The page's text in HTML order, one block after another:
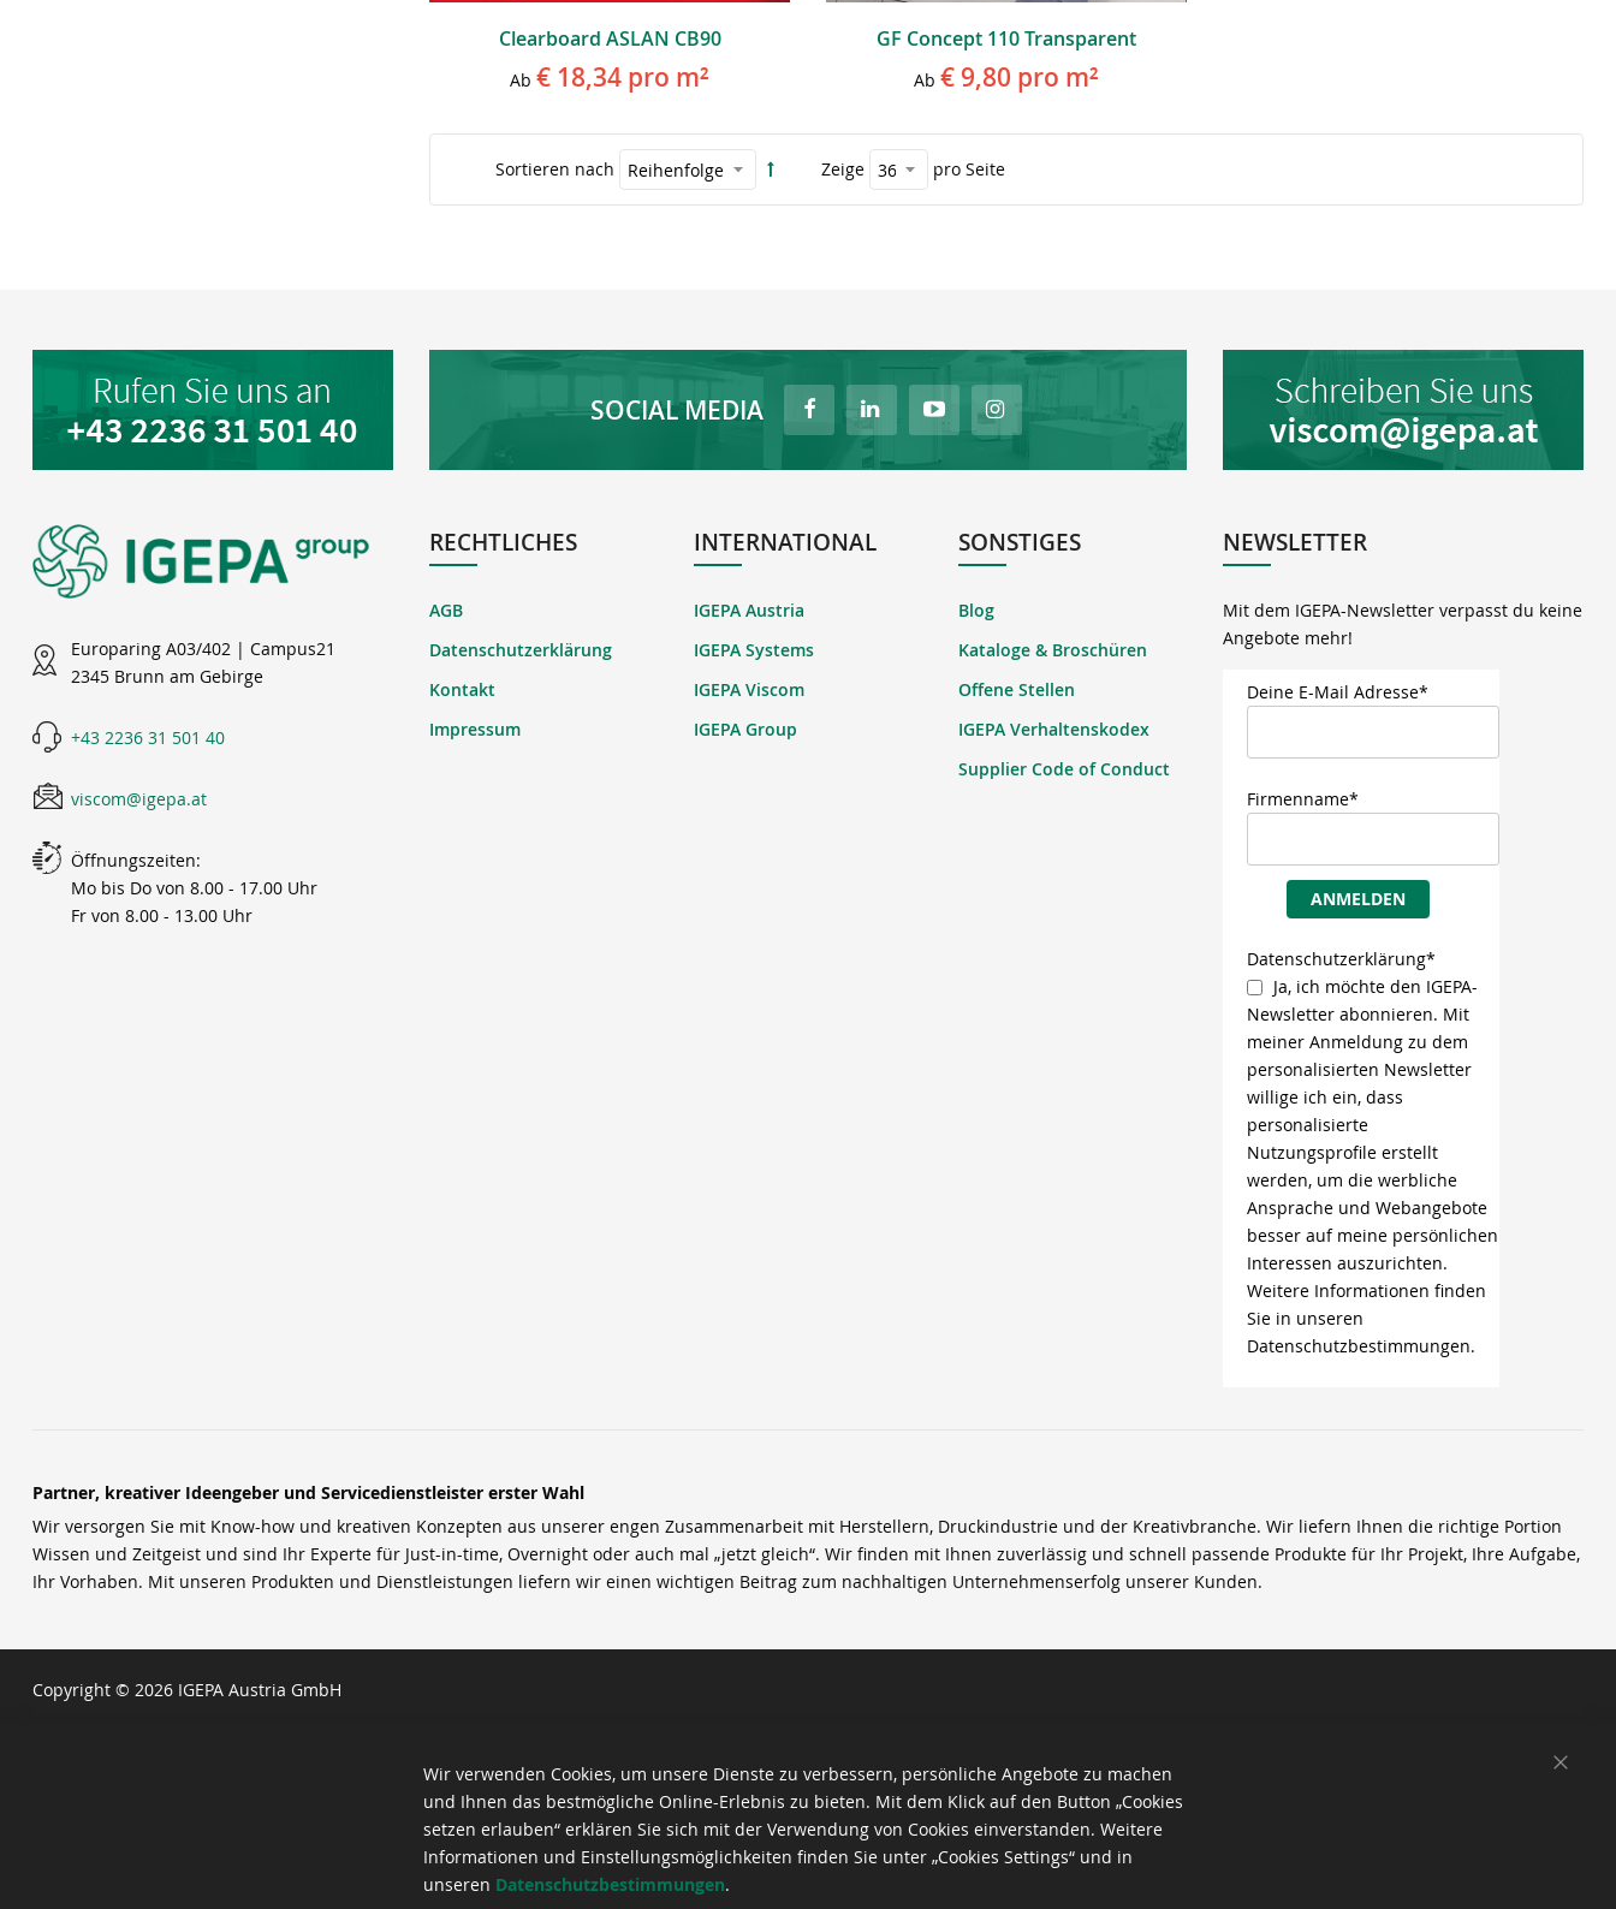
Clearboard ASLAN CB90
Ab € 18,34 pro m²
GF Concept 110 Transparent
Ab € 9,80 pro m²
Sortieren nach Zeige pro Seite
SOCIAL MEDIA
Europaring A03/402 | Campus21
2345 Brunn am Gebirge
+43 2236 31 501 40
viscom@igepa.at
Öffnungszeiten:
Mo bis Do von 8.00 - 17.00 Uhr
Fr von 8.00 - 13.00 Uhr
RECHTLICHES
AGB
Datenschutzerklärung
Kontakt
Impressum
INTERNATIONAL
IGEPA Austria
IGEPA Systems
IGEPA Viscom
IGEPA Group
SONSTIGES
Blog
Kataloge & Broschüren
Offene Stellen
IGEPA Verhaltenskodex
Supplier Code of Conduct
NEWSLETTER
Mit dem IGEPA-Newsletter verpasst du keine
Angebote mehr!
Deine E-Mail Adresse*
Firmenname*
ANMELDEN
Datenschutzerklärung*
Ja, ich möchte den IGEPA-
Newsletter abonnieren. Mit
meiner Anmeldung zu dem
personalisierten Newsletter
willige ich ein, dass
personalisierte
Nutzungsprofile erstellt
werden, um die werbliche
Ansprache und Webangebote
besser auf meine persönlichen
Interessen auszurichten.
Weitere Informationen finden
Sie in unseren
Datenschutzbestimmungen.
Partner, kreativer Ideengeber und Servicedienstleister erster Wahl
Wir versorgen Sie mit Know-how und kreativen Konzepten aus unserer engen Zusammenarbeit mit Herstellern, Druckindustrie und der Kreativbranche. Wir liefern Ihnen die richtige Portion
Wissen und Zeitgeist und sind Ihr Experte für Just-in-time, Overnight oder auch mal „jetzt gleich“. Wir finden mit Ihnen zuverlässig und schnell passende Produkte für Ihr Projekt, Ihre Aufgabe,
Ihr Vorhaben. Mit unseren Produkten und Dienstleistungen liefern wir einen wichtigen Beitrag zum nachhaltigen Unternehmenserfolg unserer Kunden.
Copyright © 2026 IGEPA Austria GmbH
Wir verwenden Cookies, um unsere Dienste zu verbessern, persönliche Angebote zu machen
und Ihnen das bestmögliche Online-Erlebnis zu bieten. Mit dem Klick auf den Button „Cookies
setzen erlauben“ erklären Sie sich mit der Verwendung von Cookies einverstanden. Weitere
Informationen und Einstellungsmöglichkeiten finden Sie unter „Cookies Settings“ und in
unseren Datenschutzbestimmungen.